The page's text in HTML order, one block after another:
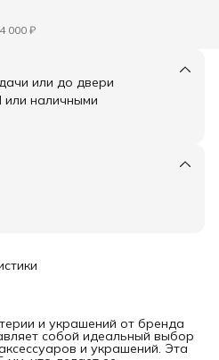
000 ₽
или до двери
наличными
и украшений от бренда
собой идеальный выбор
и украшений. Эта